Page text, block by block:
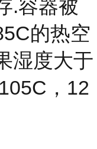
.容器被
的热空
湿度大于
，12